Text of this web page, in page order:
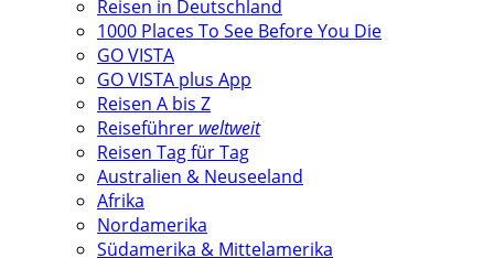
Reisen in Deutschland
1000 Places To See Before You Die
GO VISTA
GO VISTA plus App
Reisen A bis Z
Reiseführer weltweit
Reisen Tag für Tag
Australien & Neuseeland
Afrika
Nordamerika
Südamerika & Mittelamerika